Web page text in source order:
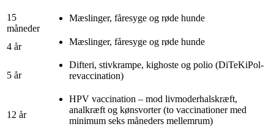
15
måneder
Mæslinger, fåresyge og røde hunde
4 år Mæslinger, fåresyge og røde hunde
5 år
Difteri, stivkrampe, kighoste og polio (DiTeKiPol-
revaccination)
12 år
HPV vaccination – mod livmoderhalskræft,
analkræft og kønsvorter (to vaccinationer med
minimum seks måneders mellemrum)